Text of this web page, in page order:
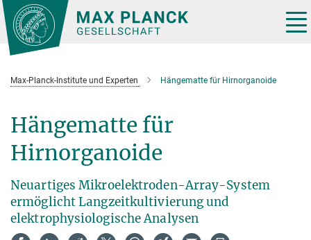
Hauptinhalt
Max-Planck-Institute und Experten Hängematte für Hirnorganoide
Hängematte für
Hirnorganoide
Neuartiges Mikroelektroden-Array-System
ermöglicht Langzeitkultivierung und
elektrophysiologische Analysen